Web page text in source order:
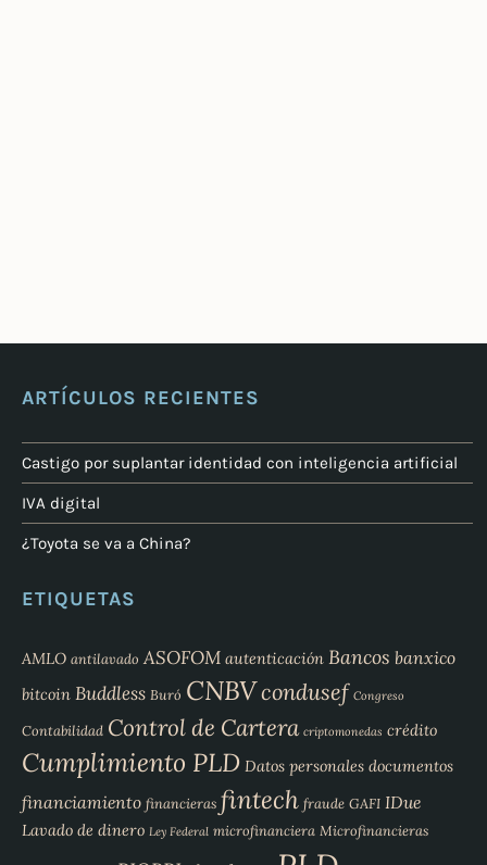
ARTÍCULOS RECIENTES
Castigo por suplantar identidad con inteligencia artificial
IVA digital
¿Toyota se va a China?
ETIQUETAS
AMLO antilavado ASOFOM autenticación Bancos banxico
bitcoin Buddless Buró CNBVcondusef Congreso
Contabilidad Control de Cartera criptomonedas crédito
Cumplimiento PLD Datos personales documentos
financiamiento financieras fintech fraude GAFI IDue
Lavado de dinero Ley Federal microfinanciera Microfinancieras